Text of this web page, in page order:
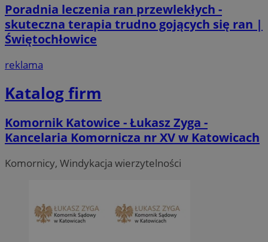
Poradnia leczenia ran przewlekłych -
skuteczna terapia trudno gojących się ran |
Świętochłowice
reklama
Katalog firm
Komornik Katowice - Łukasz Zyga -
Kancelaria Komornicza nr XV w Katowicach
Komornicy, Windykacja wierzytelności